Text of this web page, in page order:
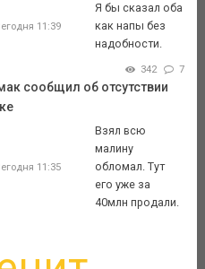
11:39
Я бы сказал оба
как напы без
надобности.
342 7
сообщил об отсутствии
11:35
Взял всю
малину
обломал. Тут
его уже за
40млн продали.